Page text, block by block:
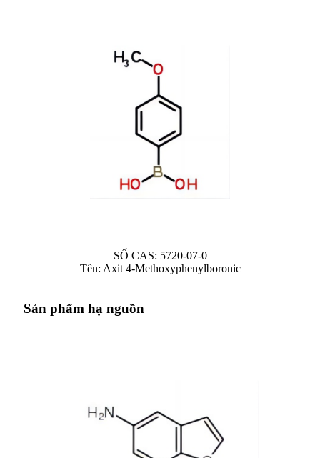
SỐ CAS: 5720-07-0
Tên: Axit 4-Methoxyphenylboronic
Sản phẩm hạ nguồn